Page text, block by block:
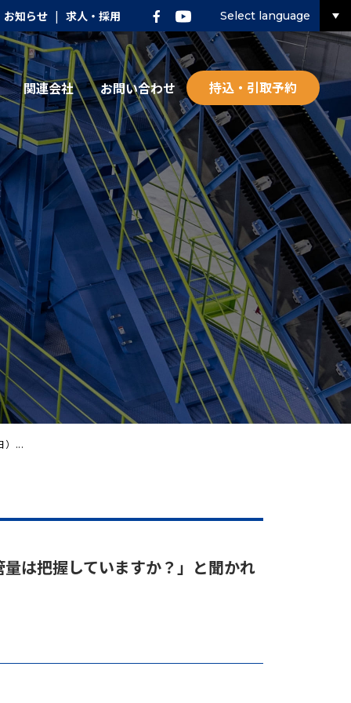
お知らせ | 求人・採用 Select language
関連会社 お問い合わせ 持込・引取予約
）...
は把握していますか？」と聞かれ